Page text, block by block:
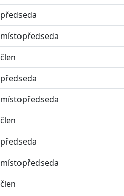
předseda
místopředseda
člen
předseda
místopředseda
člen
předseda
místopředseda
člen